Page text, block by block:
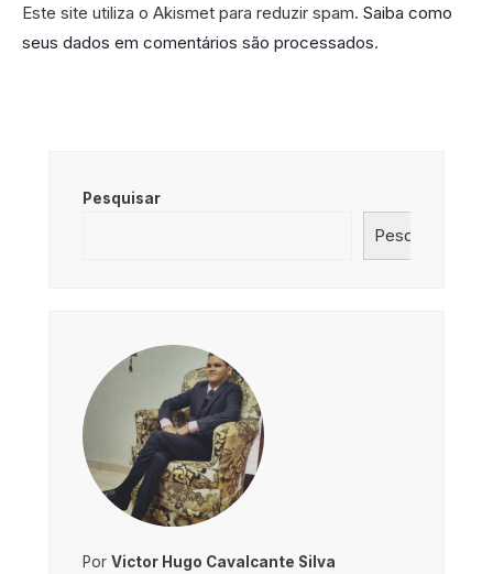
Este site utiliza o Akismet para reduzir spam. Saiba como
seus dados em comentários são processados.
Pesquisar
Pesquisar
Por Victor Hugo Cavalcante Silva